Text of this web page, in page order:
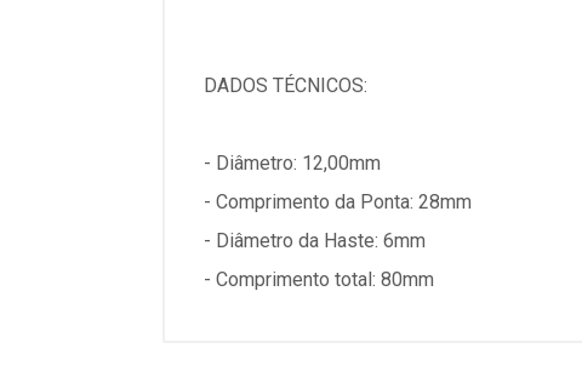
DADOS TÉCNICOS:
- Diâmetro: 12,00mm
- Comprimento da Ponta: 28mm
- Diâmetro da Haste: 6mm
- Comprimento total: 80mm